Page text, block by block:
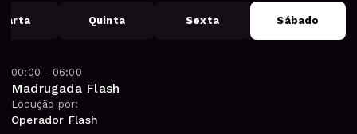
Quinta Sexta Sábado
00:00 - 06:00
Madrugada Flash
Locução por:
Operador Flash